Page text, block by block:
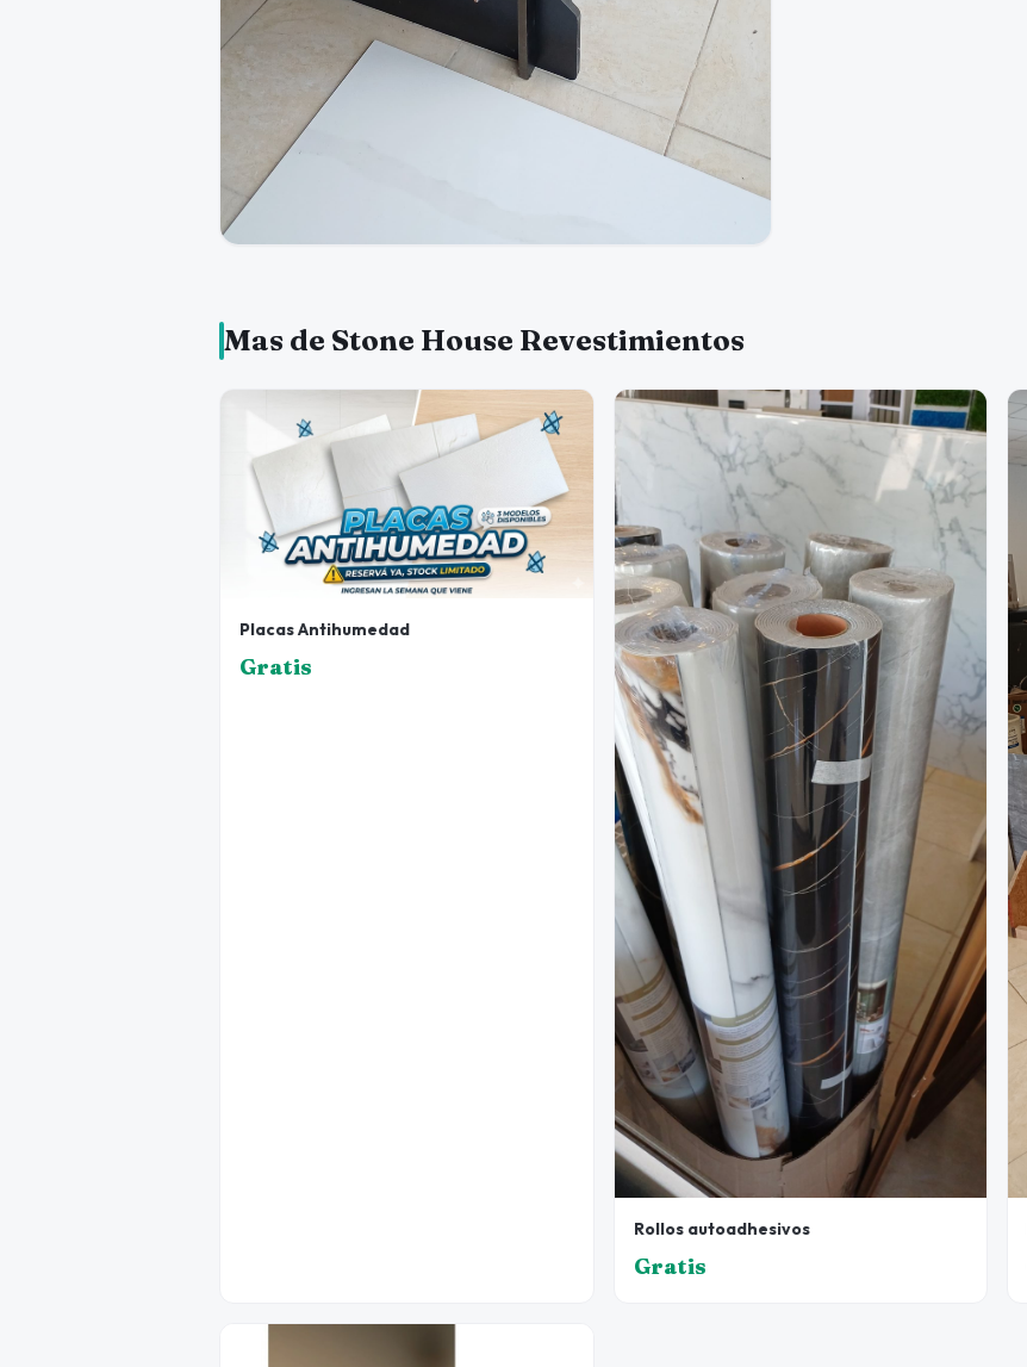
Mas de Stone House Revestimientos
Placas Antihumedad
Gratis
Rollos autoadhesivos
Gratis